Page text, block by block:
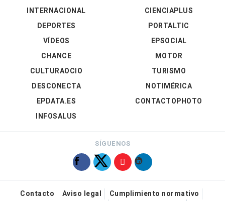
INTERNACIONAL
DEPORTES
VÍDEOS
CIENCIAPLUS
PORTALTIC
EPSOCIAL
CHANCE
CULTURAOCIO
DESCONECTA
EPDATA.ES
INFOSALUS
MOTOR
TURISMO
NOTIMÉRICA
CONTACTOPHOTO
SÍGUENOS
Contacto Aviso legal
Cumplimiento normativo